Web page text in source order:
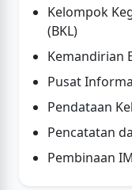
Kelompok
(BKL)
Kemandirian
Pusat
Pendataan
Pencatatan
Pembinaan